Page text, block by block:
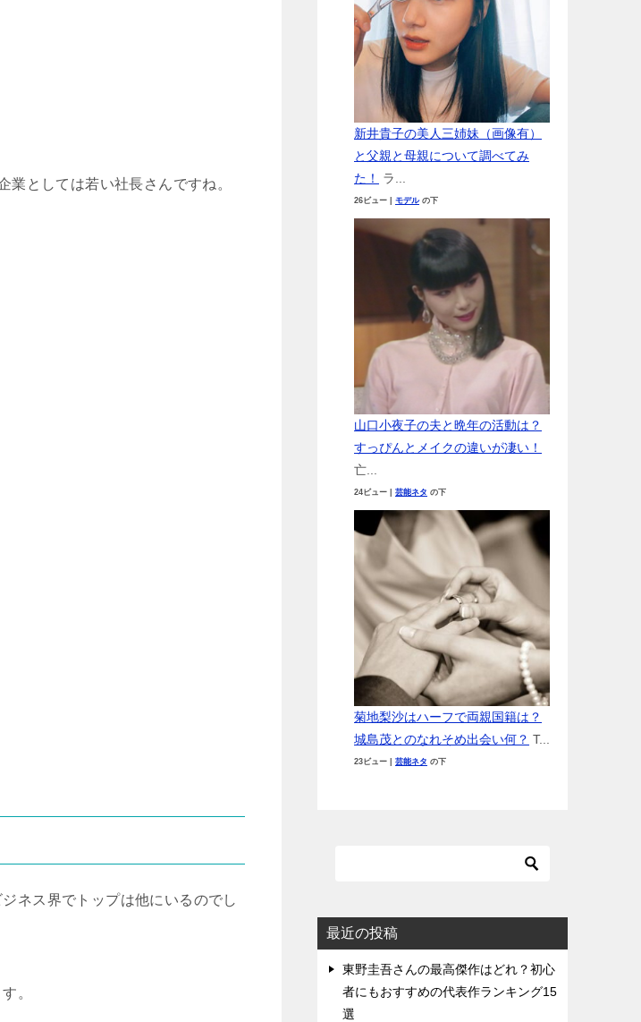
としては若い社長さんですね。
ネス界でトップは他にいるのでし
。
新井貴子の美人三姉妹（画像有）
と父親と母親について調べてみ
た！
ラ...
26ビュー モデルの下
山口小夜子の夫と晩年の活動は？
すっぴんとメイクの違いが凄い！
亡...
24ビュー 芸能ネタ の下
菊地梨沙はハーフで両親国籍は？
城島茂とのなれそめ出会い何？ T...
23ビュー 芸能ネタ の下
最近の投稿
東野圭吾さんの最高傑作はどれ？初心
者にもおすすめの代表作ランキング15
選